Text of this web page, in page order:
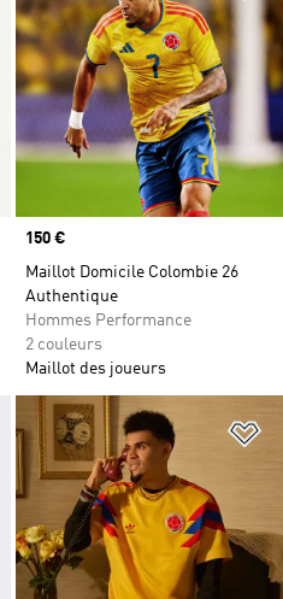
Prix
150 €
Maillot Domicile Colombie 26
Authentique
Hommes Performance
2 couleurs
Maillot des joueurs
Ajouter à la Liste de produits